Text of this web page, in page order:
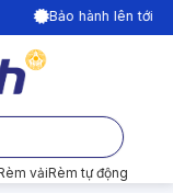
24 tháng |
vảiRèm tự động